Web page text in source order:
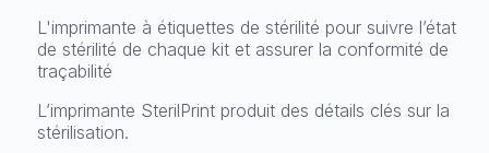
L'imprimante à étiquettes de stérilité pour suivre l’état
de stérilité de chaque kit et assurer la conformité de
traçabilité
L’imprimante SterilPrint produit des détails clés sur la
stérilisation.